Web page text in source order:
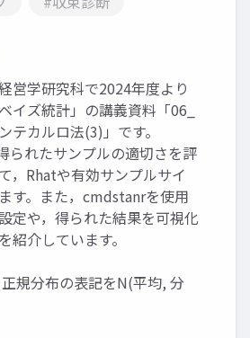
営学研究科で2024年度より
イズ統計」の講義資料「06_
テカルロ法(3)」です。
られたサンプルの適切さを評
，Rhatや有効サンプルサイ
す。また，cmdstanrを使用
定や，得られた結果を可視化
紹介しています。
規分布の表記をN(平均, 分